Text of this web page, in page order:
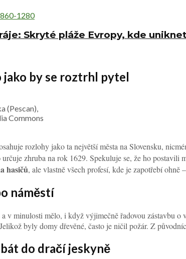
Skryté pláže Evropy, kde
jako by se roztrhl pytel
(Pescan),
Commons
rozlohy jako ta největší města na Slovensku,
určuje zhruba na rok 1629. Spekuluje se, že ho
hasičů, ale vlastně všech profesí, kde je zapotřebí
náměstí
v minulosti mělo, i když výjimečně řadovou zástavbu
byly domy dřevěné, často je ničil požár. Z
do dračí jeskyně